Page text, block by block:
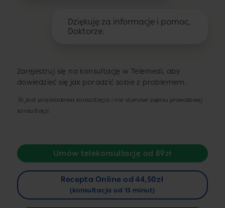
Dziękuję za informacje i pomoc,
Doktorze.
Zarejestruj się na konsultację w Telemedi, aby
dowiedzieć się jak poradzić sobie z problemem.
To jest przykładowa konsultacja i nie stanowi zapisu prawdziwej
konsultacji.
Umów telekonsultację od 89zł
Recepta Online od 44,50zł
(konsultacja od 15 minut)